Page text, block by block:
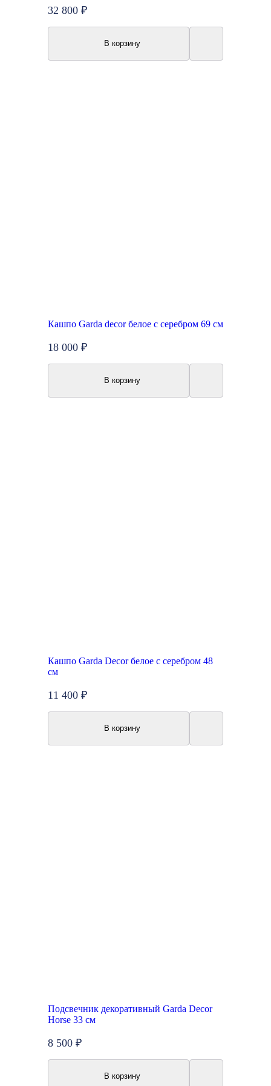
32 800 ₽
В корзину
Кашпо Garda decor белое с серебром 69 см
18 000 ₽
В корзину
Кашпо Garda Decor белое с серебром 48
см
11 400 ₽
В корзину
Подсвечник декоративный Garda Decor
Horse 33 см
8 500 ₽
В корзину